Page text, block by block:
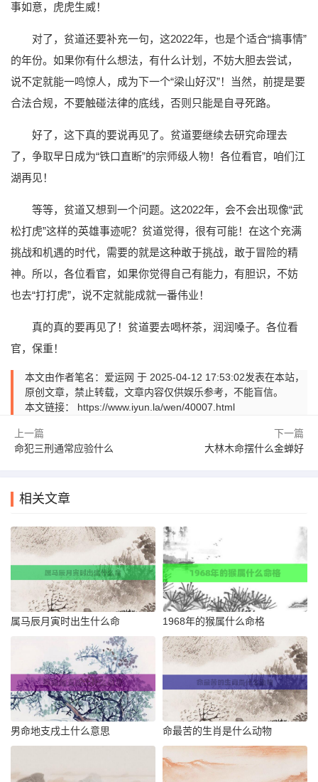
事如意，虎虎生威！
对了，贫道还要补充一句，这2022年，也是个适合“搞事情”
的年份。如果你有什么想法，有什么计划，不妨大胆去尝试，
说不定就能一鸣惊人，成为下一个“梁山好汉”！当然，前提是要
合法合规，不要触碰法律的底线，否则只能是自寻死路。
好了，这下真的要说再见了。贫道要继续去研究命理去
了，争取早日成为“铁口直断”的宗师级人物！各位看官，咱们江
湖再见！
等等，贫道又想到一个问题。这2022年，会不会出现像“武
松打虎”这样的英雄事迹呢？贫道觉得，很有可能！在这个充满
挑战和机遇的时代，需要的就是这种敢于挑战，敢于冒险的精
神。所以，各位看官，如果你觉得自己有能力，有胆识，不妨
也去“打打虎”，说不定就能成就一番伟业！
真的真的要再见了！贫道要去喝杯茶，润润嗓子。各位看
官，保重！
本文由作者笔名：爱运网 于 2025-04-12 17:53:02发表在本站，
原创文章，禁止转载，文章内容仅供娱乐参考，不能盲信。
本文链接： https://www.iyun.la/wen/40007.html
上一篇
命犯三刑通常应验什么
下一篇
大林木命摆什么金蝉好
相关文章
属马辰月寅时出生什么命 1968年的猴属什么命格
男命地支戌土什么意思 命最苦的生肖是什么动物